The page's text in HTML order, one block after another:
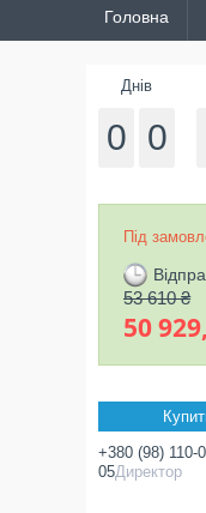
Головна
Днів
0 0
Під
53 610 ₴
50
+380 (98) 110-
05Директор